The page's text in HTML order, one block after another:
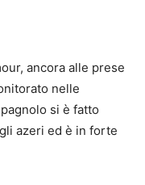
ancora alle prese
nelle
si è fatto
azeri ed è in forte